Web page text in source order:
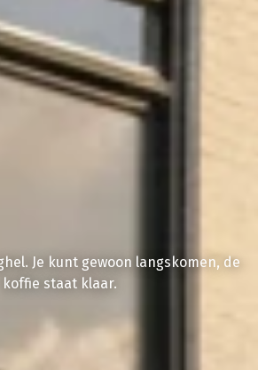
Je kunt gewoon langskomen, de
koffie staat klaar.